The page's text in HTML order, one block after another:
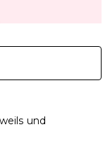
und